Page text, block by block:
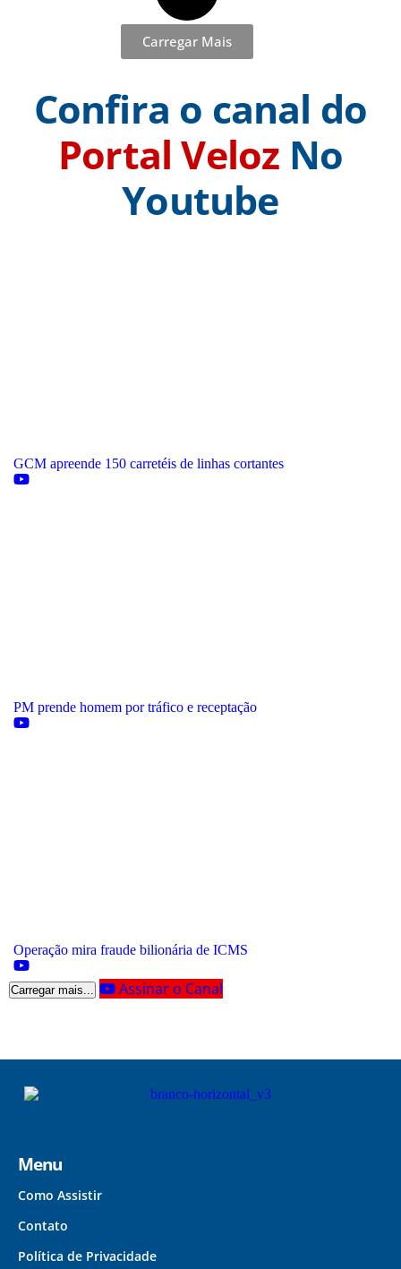
Carregar Mais
Confira o canal do
Portal Veloz No
Youtube
GCM apreende 150 carretéis de linhas cortantes
PM prende homem por tráfico e receptação
Operação mira fraude bilionária de ICMS
Carregar mais... Assinar o Canal
Menu
Como Assistir
Contato
Política de Privacidade